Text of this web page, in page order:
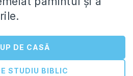
DE CASĂ
STUDIU BIBLIC